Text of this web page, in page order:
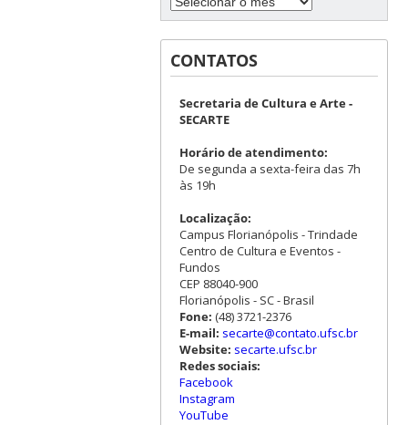
CONTATOS
Secretaria de Cultura e Arte -
SECARTE
Horário de atendimento:
De segunda a sexta-feira das 7h
às 19h
Localização:
Campus Florianópolis - Trindade
Centro de Cultura e Eventos -
Fundos
CEP 88040-900
Florianópolis - SC - Brasil
Fone: (48) 3721-2376
E-mail: secarte@contato.ufsc.br
Website: secarte.ufsc.br
Redes sociais:
Facebook
Instagram
YouTube